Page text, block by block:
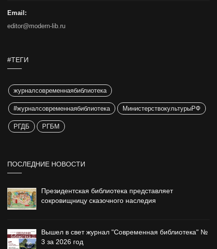
Email:
editor@modern-lib.ru
#ТЕГИ
журналсовременнаябиблиотека
#журналсовременнаябиблиотека МинистерствокультурыРФ
РГДБ РГБМ
ПОСЛЕДНИЕ НОВОСТИ
Президентская библиотека представляет
сокровищницу сказочного наследия
Вышел в свет журнал "Современная библиотека" №
3 за 2026 год